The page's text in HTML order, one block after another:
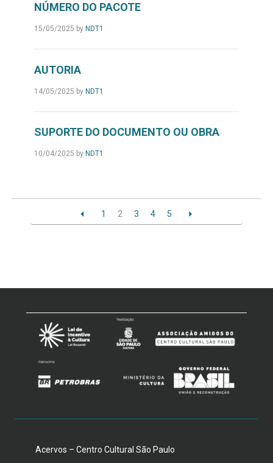
NÚMERO DO PACOTE
15/05/2025 by NDT1
AUTORIA
14/05/2025 by NDT1
SUPORTE DO DOCUMENTO OU OBRA
10/04/2025 by NDT1
1 2 3 4 5
Acervos – Centro Cultural São Paulo